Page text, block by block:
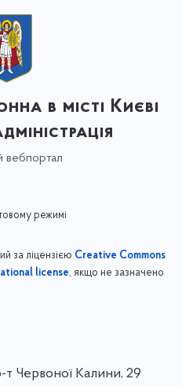
в місті Києві
вебпортал
режимі
за ліцензією Creative Commons
license, якщо не зазначено
т Червоної Калини, 29